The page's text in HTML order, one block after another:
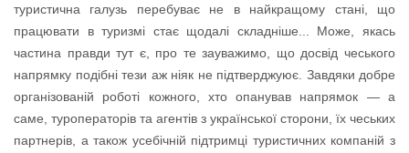
туристична галузь перебуває не в найкращому стані, що
працювати в туризмі стає щодалі складніше... Може, якась
частина правди тут є, про те зауважимо, що досвід чеського
напрямку подібні тези аж ніяк не підтверджуює. Завдяки добре
організованій роботі кожного, хто опанував напрямок — а
саме, туроператорів та агентів з української сторони, їх чеських
партнерів, а також усебічній підтримці туристичних компаній з